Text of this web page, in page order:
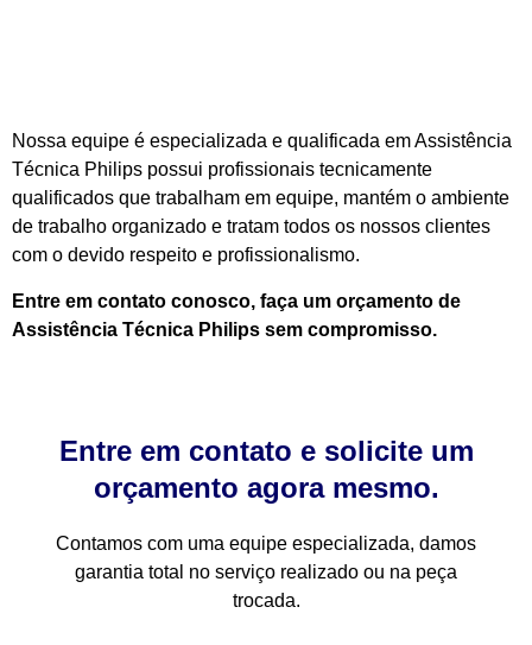
Nossa equipe é especializada e qualificada em Assistência
Técnica Philips possui profissionais tecnicamente
qualificados que trabalham em equipe, mantém o ambiente
de trabalho organizado e tratam todos os nossos clientes
com o devido respeito e profissionalismo.
Entre em contato conosco, faça um orçamento de
Assistência Técnica Philips sem compromisso.
Entre em contato e solicite um
orçamento agora mesmo.
Contamos com uma equipe especializada, damos
garantia total no serviço realizado ou na peça
trocada.